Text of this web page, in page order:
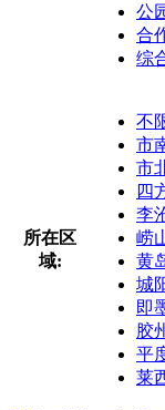
公
合
综
所在区
域:
不
市
市
四
李
崂
黄
城
即
胶
平
莱